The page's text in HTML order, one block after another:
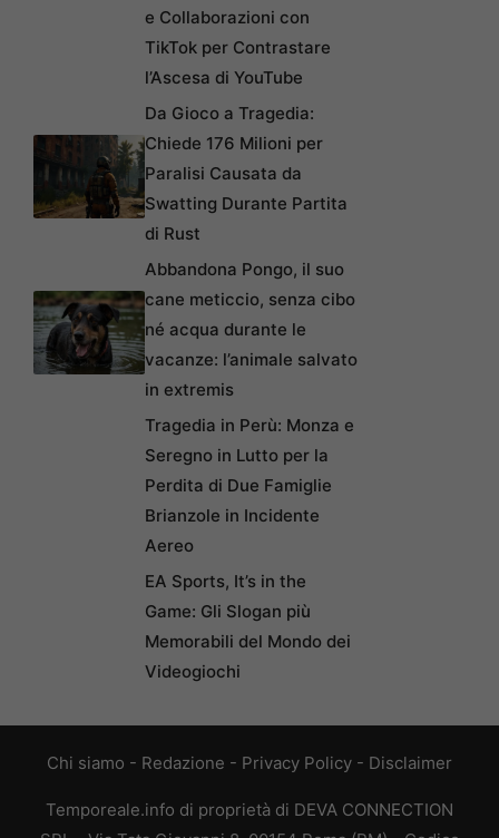
e Collaborazioni con
TikTok per Contrastare
l’Ascesa di YouTube
Da Gioco a Tragedia:
Chiede 176 Milioni per
Paralisi Causata da
Swatting Durante Partita
di Rust
Abbandona Pongo, il suo
cane meticcio, senza cibo
né acqua durante le
vacanze: l’animale salvato
in extremis
Tragedia in Perù: Monza e
Seregno in Lutto per la
Perdita di Due Famiglie
Brianzole in Incidente
Aereo
EA Sports, It’s in the
Game: Gli Slogan più
Memorabili del Mondo dei
Videogiochi
Chi siamo - Redazione - Privacy Policy - Disclaimer
Temporeale.info di proprietà di DEVA CONNECTION